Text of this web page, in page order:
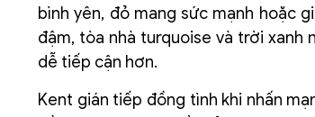
bình yên, đỏ mang sức mạnh hoặc
đậm, tòa nhà turquoise và trời xanh
dễ tiếp cận hơn.
Kent gián tiếp đồng tình khi nhấn